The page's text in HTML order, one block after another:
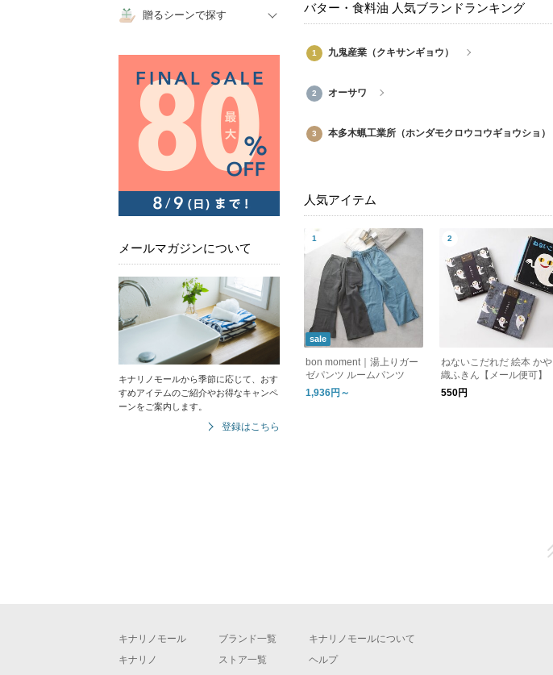
贈るシーンで探す
メールマガジンについて
キナリノモールから季節に応じて、おす
すめアイテムのご紹介やお得なキャンペ
ーンをご案内します。
登録はこちら
バター・食料油 人気ブランドランキング
九鬼産業（クキサンギョウ）
オーサワ
本多木蝋工業所（ホンダモクロウコウギョウショ）
人気アイテム
sale
bon moment｜湯上りガー
ゼパンツ ルームパンツ
1,936円～
ねないこだれだ 絵本 かや
織ふきん【メール便可】
550円
キナリノモール
キナリノ
ブランド一覧
ストア一覧
キナリノモールについて
ヘルプ